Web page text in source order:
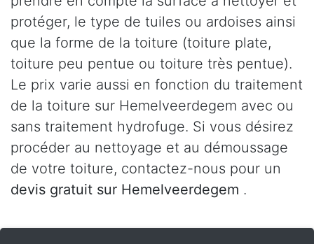
protéger, le type de tuiles ou ardoises ainsi
que la forme de la toiture (toiture plate,
toiture peu pentue ou toiture très pentue).
Le prix varie aussi en fonction du traitement
de la toiture sur Hemelveerdegem avec ou
sans traitement hydrofuge. Si vous désirez
procéder au nettoyage et au démoussage
de votre toiture, contactez-nous pour un
devis gratuit sur Hemelveerdegem .